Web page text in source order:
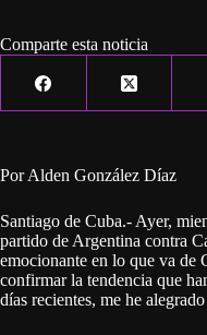
Comparte esta noticia
Por Alden González Díaz
Santiago de Cuba.- Ayer,
partido de Argentina contra
emocionante en lo que va de
confirmar la tendencia que
días recientes, me he